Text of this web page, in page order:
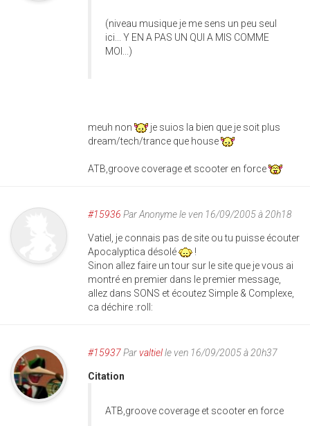
(niveau musique je me sens un peu seul
ici... Y EN A PAS UN QUI A MIS COMME
MOI...)
meuh non
je suios la bien que je soit plus
dream/tech/trance que house
ATB,groove coverage et scooter en force
#15936 ParAnonymele ven 16/09/2005 à 20h18
Vatiel, je connais pas de site ou tu puisse écouter
Apocalyptica désolé
!
Sinon allez faire un tour sur le site que je vous ai
montré en premier dans le premier message,
allez dans SONS et écoutez Simple & Complexe,
ca déchire :roll:
#15937Parvaltielle ven 16/09/2005 à 20h37
Citation
ATB,groove coverage et scooter en force